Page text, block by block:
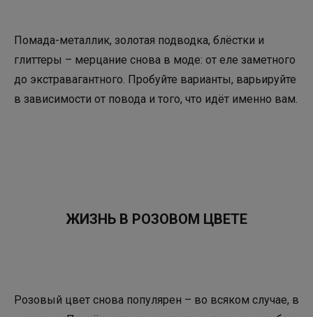
Помада-металлик, золотая подводка, блёстки и
глиттеры – мерцание снова в моде: от еле заметного
до экстравагантного. Пробуйте варианты, варьируйте
в зависимости от повода и того, что идёт именно вам.
ЖИЗНЬ В РОЗОВОМ ЦВЕТЕ
Розовый цвет снова популярен – во всяком случае, в